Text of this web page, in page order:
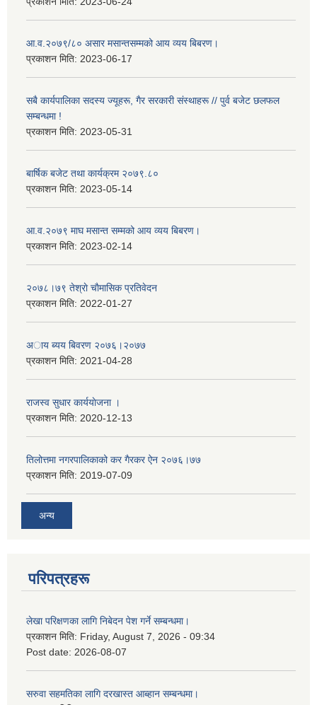
आ.व.२०७९/८० असार मसान्तसम्मको आय व्यय बिबरण।
प्रकाशन मिति: 2023-06-17
सबै कार्यपालिका सदस्य ज्यूहरू, गैर सरकारी संस्थाहरू // पुर्व बजेट छलफल
सम्बन्धमा !
प्रकाशन मिति: 2023-05-31
बार्षिक बजेट तथा कार्यक्रम २०७९.८०
प्रकाशन मिति: 2023-05-14
आ.व.२०७९ माघ मसान्त सम्मको आय व्यय बिबरण।
प्रकाशन मिति: 2023-02-14
२०७८।७९ तेश्राे चाैमासिक प्रतिवेदन
प्रकाशन मिति: 2022-01-27
अाय ब्यय बिवरण २०७६।२०७७
प्रकाशन मिति: 2021-04-28
राजस्व सुधार कार्ययाेजना ।
प्रकाशन मिति: 2020-12-13
तिलोत्तमा नगरपालिकाको कर गैरकर ऐन २०७६।७७
प्रकाशन मिति: 2019-07-09
अन्य
परिपत्रहरू
लेखा परिक्षणका लागि निबेदन पेश गर्ने सम्बन्धमा।
प्रकाशन मिति: Friday, August 7, 2026 - 09:34
Post date: 2026-08-07
सरुवा सहमतिका लागि दरखास्त आब्हान सम्बन्धमा।